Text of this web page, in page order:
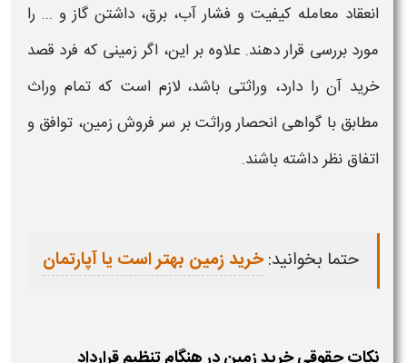
انعقاد معامله کیفیت و فشار آب، برق، داشتن گاز و ... را
مورد بررسی قرار دهند. علاوه بر این، اگر زمینی که فرد قصد
خرید آن را دارد، وراثتی باشد، لازم است که تمام وراث
مطابق با گواهی انحصار وراثت بر سر فروش زمین، توافق و
اتفاق نظر داشته باشند.
حتما بخوانید:خرید زمین بهتر است یا آپارتمان